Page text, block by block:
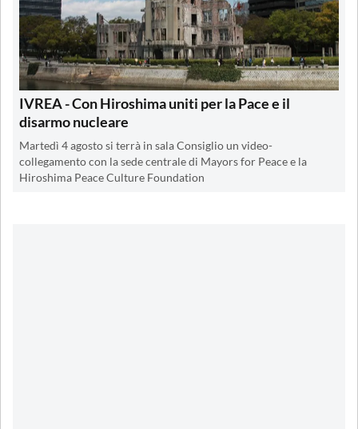
IVREA - Con Hiroshima uniti per la Pace e il
disarmo nucleare
Martedì 4 agosto si terrà in sala Consiglio un video-
collegamento con la sede centrale di Mayors for Peace e la
Hiroshima Peace Culture Foundation